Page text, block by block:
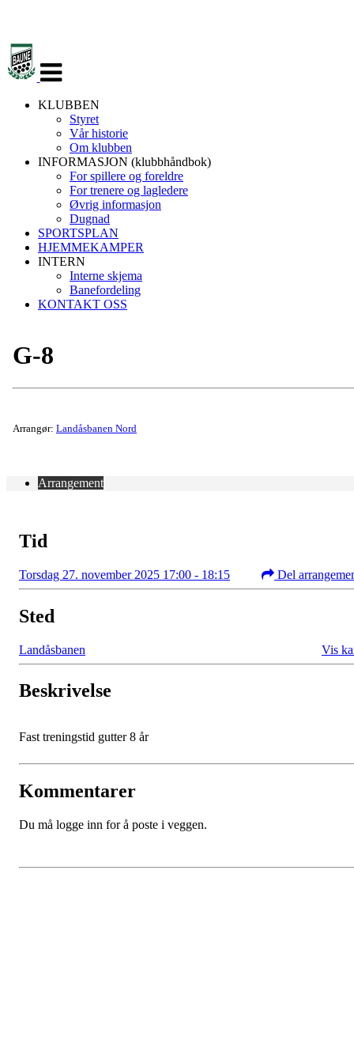
navigasjon
KLUBBEN
Styret
Vår historie
Om klubben
INFORMASJON (klubbhåndbok)
For spillere og foreldre
For trenere og lagledere
Øvrig informasjon
Dugnad
SPORTSPLAN
HJEMMEKAMPER
INTERN
Interne skjema
Banefordeling
KONTAKT OSS
G-8
Arrangør: Landåsbanen Nord
Arrangement
Tid
Torsdag 27. november 2025 17:00 - 18:15 Del
Sted
Landåsbanen Vis
Beskrivelse
Fast treningstid gutter 8 år
Kommentarer
Du må logge inn for å poste i veggen.